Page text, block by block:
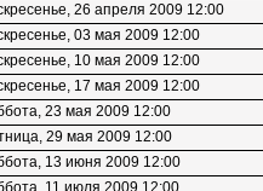
26 апреля 2009 12:00
03 мая 2009 12:00
10 мая 2009 12:00
17 мая 2009 12:00
23 мая 2009 12:00
29 мая 2009 12:00
13 июня 2009 12:00
11 июля 2009 12:00